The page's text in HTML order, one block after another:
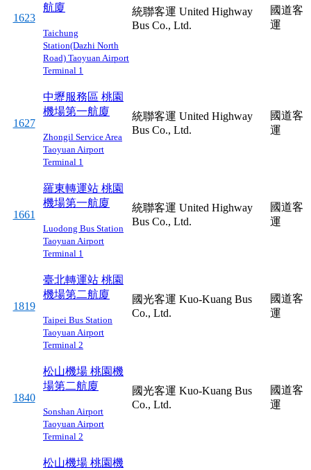
1623
航廈
Taichung
Station(Dazhi North
Road) Taoyuan Airport
Terminal 1
統聯客運 United Highway
Bus Co., Ltd.
國道客
運
1627
中壢服務區 桃園
機場第一航廈
Zhongil Service Area
Taoyuan Airport
Terminal 1
統聯客運 United Highway
Bus Co., Ltd.
國道客
運
1661
羅東轉運站 桃園
機場第一航廈
Luodong Bus Station
Taoyuan Airport
Terminal 1
統聯客運 United Highway
Bus Co., Ltd.
國道客
運
1819
臺北轉運站 桃園
機場第二航廈
Taipei Bus Station
Taoyuan Airport
Terminal 2
國光客運 Kuo-Kuang Bus
Co., Ltd.
國道客
運
1840
松山機場 桃園機
場第二航廈
Sonshan Airport
Taoyuan Airport
Terminal 2
國光客運 Kuo-Kuang Bus
Co., Ltd.
國道客
運
松山機場 桃園機